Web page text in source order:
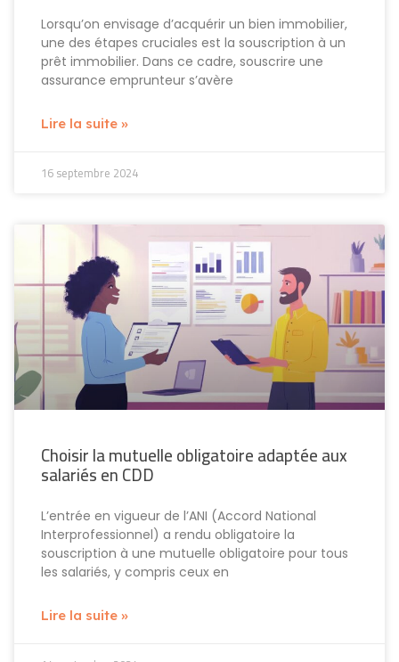
Lorsqu’on envisage d’acquérir un bien immobilier,
une des étapes cruciales est la souscription à un
prêt immobilier. Dans ce cadre, souscrire une
assurance emprunteur s’avère
Lire la suite »
16 septembre 2024
Choisir la mutuelle obligatoire adaptée aux
salariés en CDD
L’entrée en vigueur de l’ANI (Accord National
Interprofessionnel) a rendu obligatoire la
souscription à une mutuelle obligatoire pour tous
les salariés, y compris ceux en
Lire la suite »